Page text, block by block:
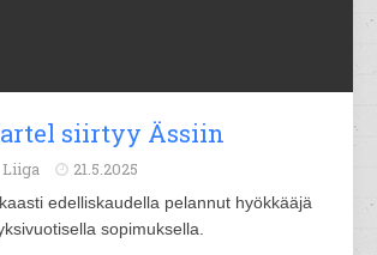
siirtyy Ässiin
Liiga 21.5.2025
edelliskaudella pelannut hyökkääjä
sopimuksella.